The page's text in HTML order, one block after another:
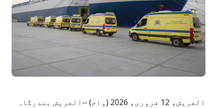
العریش، 12 فروری، 2026 (وام) --العریش بندرگاہ